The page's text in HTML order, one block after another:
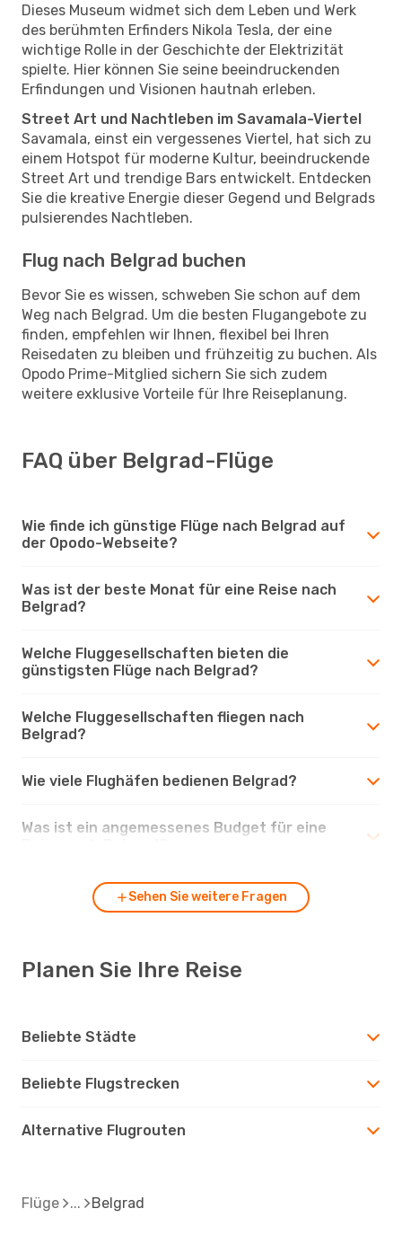
Dieses Museum widmet sich dem Leben und Werk
des berühmten Erfinders Nikola Tesla, der eine
wichtige Rolle in der Geschichte der Elektrizität
spielte. Hier können Sie seine beeindruckenden
Erfindungen und Visionen hautnah erleben.
Street Art und Nachtleben im Savamala-Viertel
Savamala, einst ein vergessenes Viertel, hat sich zu
einem Hotspot für moderne Kultur, beeindruckende
Street Art und trendige Bars entwickelt. Entdecken
Sie die kreative Energie dieser Gegend und Belgrads
pulsierendes Nachtleben.
Flug nach Belgrad buchen
Bevor Sie es wissen, schweben Sie schon auf dem
Weg nach Belgrad. Um die besten Flugangebote zu
finden, empfehlen wir Ihnen, flexibel bei Ihren
Reisedaten zu bleiben und frühzeitig zu buchen. Als
Opodo Prime-Mitglied sichern Sie sich zudem
weitere exklusive Vorteile für Ihre Reiseplanung.
FAQ über Belgrad-Flüge
Wie finde ich günstige Flüge nach Belgrad auf
der Opodo-Webseite?
Was ist der beste Monat für eine Reise nach
Belgrad?
Welche Fluggesellschaften bieten die
günstigsten Flüge nach Belgrad?
Welche Fluggesellschaften fliegen nach
Belgrad?
Wie viele Flughäfen bedienen Belgrad?
Was ist ein angemessenes Budget für eine
Sehen Sie weitere Fragen
Planen Sie Ihre Reise
Beliebte Städte
Beliebte Flugstrecken
Alternative Flugrouten
Flüge Belgrad